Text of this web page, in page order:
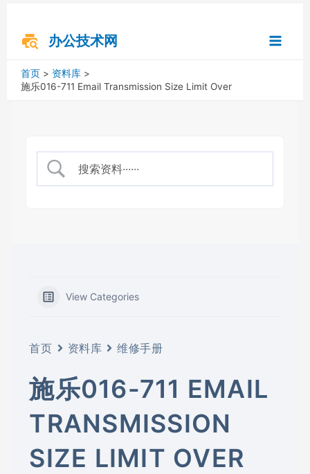
办公技术网
Menu
首页
资料库
施乐016-711 Email Transmission Size Limit Over
View Categories
首页 资料库 维修手册
施乐016-711 EMAIL
TRANSMISSION
SIZE LIMIT OVER